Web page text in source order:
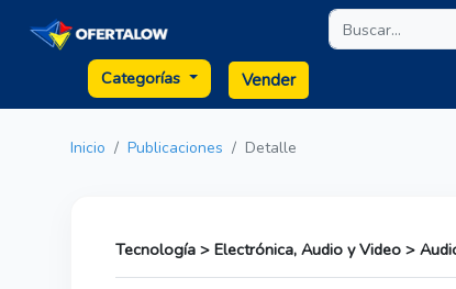
Categorías Vender
Inicio Publicaciones Detalle
Tecnología > Electrónica, Audio y Video >